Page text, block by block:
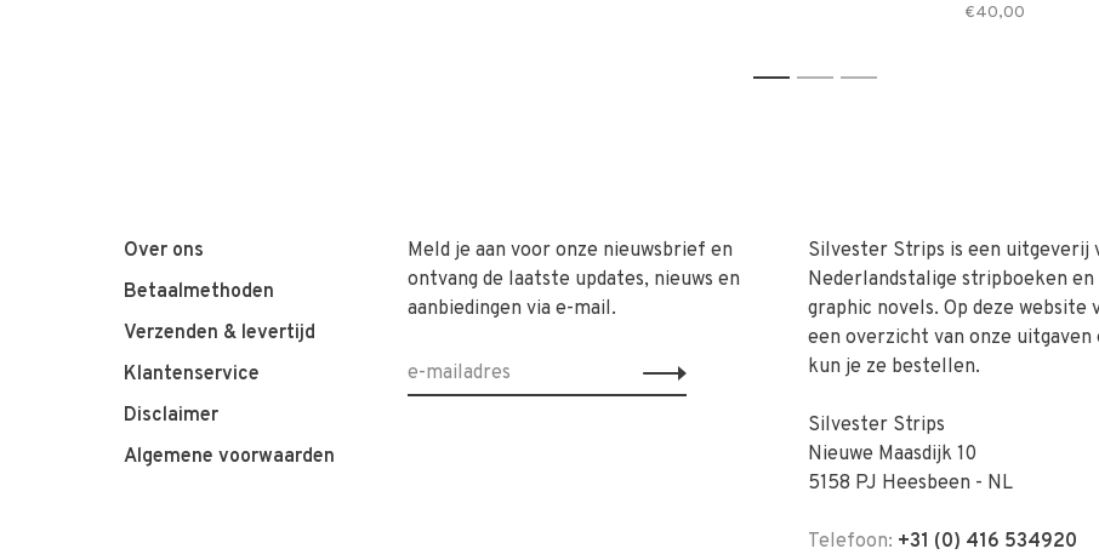
€40,00
1 2 3
Over ons
Betaalmethoden
Verzenden & levertijd
Klantenservice
Disclaimer
Algemene voorwaarden
Meld je aan voor onze nieuwsbrief en
ontvang de laatste updates, nieuws en
aanbiedingen via e-mail.
Silvester Strips is een uitgeverij
Nederlandstalige stripboeken en
graphic novels. Op deze website
een overzicht van onze uitgaven
kun je ze bestellen.
Silvester Strips
Nieuwe Maasdijk 10
5158 PJ Heesbeen - NL
Telefoon: +31 (0) 416 534920